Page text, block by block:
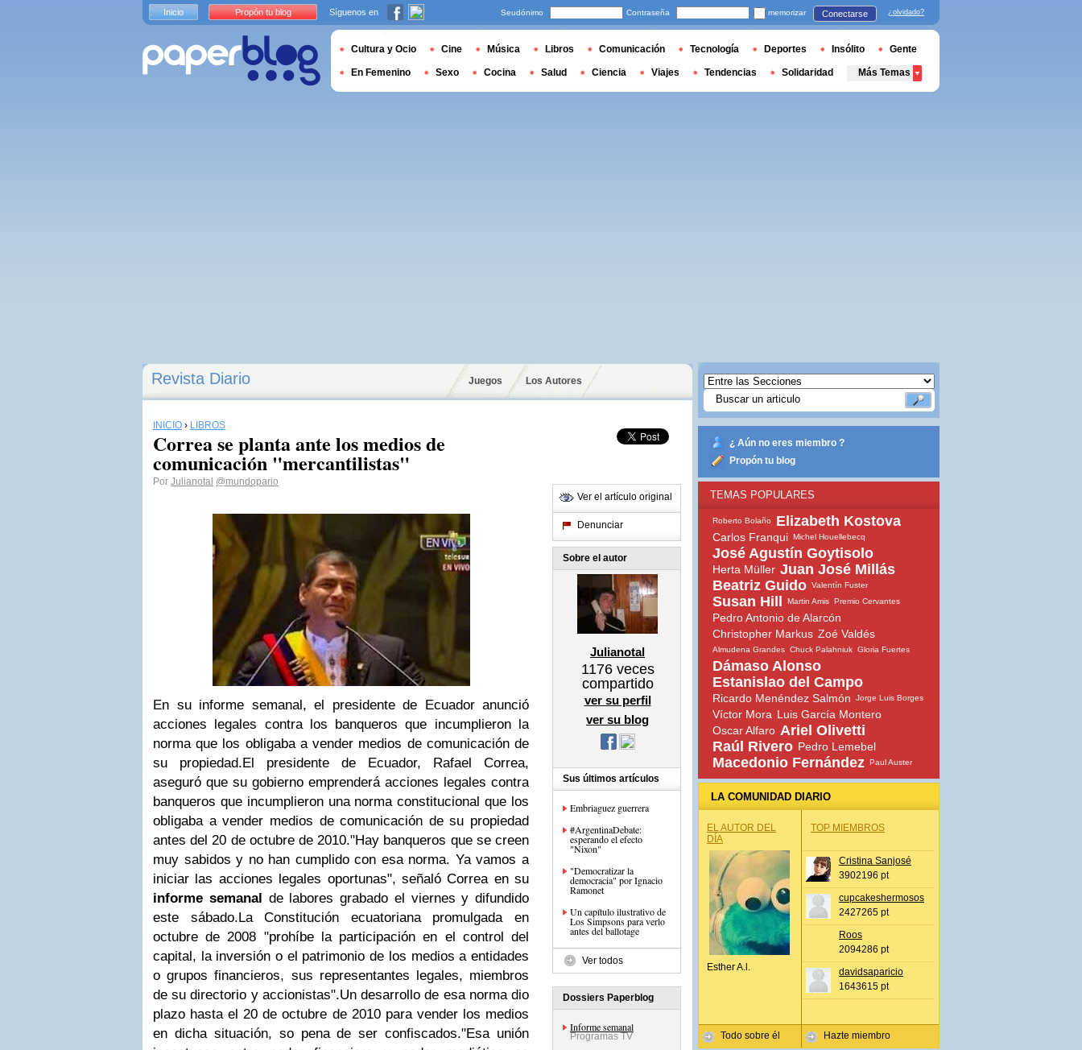
Revista Diario Juegos Los Autores
INICIO › LIBROS
Correa se planta ante los medios de
comunicación "mercantilistas"
Por Julianotal @mundopario
En su informe semanal, el presidente de Ecuador anunció
acciones legales contra los banqueros que incumplieron la
norma que los obligaba a vender medios de comunicación de
su propiedad.El presidente de Ecuador, Rafael Correa,
aseguró que su gobierno emprenderá acciones legales contra
banqueros que incumplieron una norma constitucional que los
obligaba a vender medios de comunicación de su propiedad
antes del 20 de octubre de 2010."Hay banqueros que se creen
muy sabidos y no han cumplido con esa norma. Ya vamos a
iniciar las acciones legales oportunas", señaló Correa en su
informe semanal de labores grabado el viernes y difundido
este sábado.La Constitución ecuatoriana promulgada en
octubre de 2008 "prohíbe la participación en el control del
capital, la inversión o el patrimonio de los medios a entidades
o grupos financieros, sus representantes legales, miembros
de su directorio y accionistas".Un desarrollo de esa norma dio
plazo hasta el 20 de octubre de 2010 para vender los medios
en dicha situación, so pena de ser confiscados."Esa unión
Ver el artículo original
Denunciar
Sobre el autor
Julianotal
1176veces
compartido
ver su perfil
ver su blog
Sus últimos artículos
Embriaguez guerrera
#ArgentinaDebate:
esperando el efecto
"Nixon"
"Democratizar la
democracia" por Ignacio
Ramonet
Un capítulo ilustrativo de
Los Simpsons para verlo
antes del ballotage
Ver todos
Dossiers Paperblog
Informe semanal
Programas TV
¿ Aún no eres miembro ?
Propón tu blog
TEMAS POPULARES
Roberto Bolaño Elizabeth Kostova
Carlos Franqui Michel Houellebecq
José Agustín Goytisolo
Herta Müller Juan José Millás
Beatriz Guido Valentín Fuster
Susan Hill Martin Amis Premio Cervantes
Pedro Antonio de Alarcón
Christopher Markus Zoé Valdés
Almudena Grandes Chuck Palahniuk Gloria Fuertes
Dámaso Alonso
Estanislao del Campo
Ricardo Menéndez Salmón Jorge Luis Borges
Víctor Mora Luis García Montero
Oscar Alfaro Ariel Olivetti
Raúl Rivero Pedro Lemebel
Macedonio Fernández Paul Auster
LA COMUNIDAD DIARIO
EL AUTOR DEL
DÍA
Esther A.l.
Todo sobre él
TOP MIEMBROS
Cristina Sanjosé
3902196 pt
cupcakeshermosos
2427265 pt
Roos
2094286 pt
davidsaparicio
1643615 pt
Hazte miembro
Inicio Propón tu blog Síguenos en Seudónimo Contraseña memorizar Conectarse ¿olvidado?
Cultura y Ocio Cine Música Libros Comunicación Tecnología Deportes Insólito Gente
En Femenino Sexo Cocina Salud Ciencia Viajes Tendencias Solidaridad Más Temas